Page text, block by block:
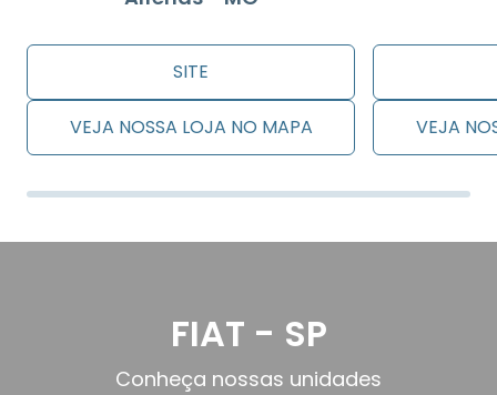
SITE
VEJA NOSSA LOJA NO MAPA VEJA
FIAT - SP
Conheça nossas unidades